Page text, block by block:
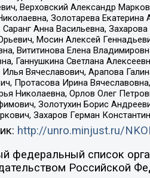
Верховский Александр
Золотарева
Анна Васильевна,
Мосин Алексей
Вититинова Елена
Ганнушкина Светлана
Вячеславович, Арапова
Протасова Ирина
Николаевна, Орлов Олег
Золотухин Борис
Захаров Герман
http://unro.minjust.ru/
федеральный список
Российской